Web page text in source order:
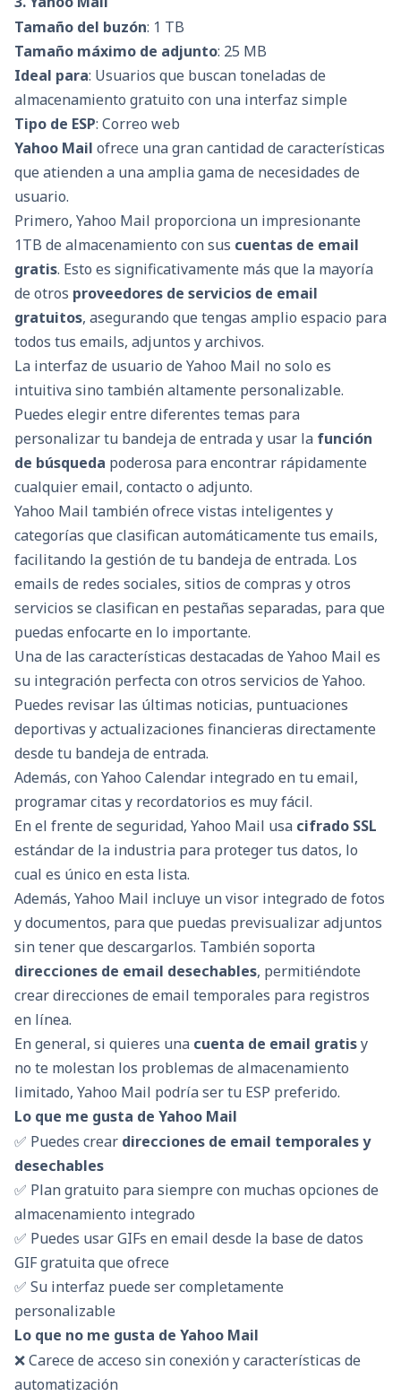
Tamaño del buzón: 1 TB
Tamaño máximo de adjunto: 25 MB
Ideal para: Usuarios que buscan toneladas de
almacenamiento gratuito con una interfaz simple
Tipo de ESP: Correo web
Yahoo Mail ofrece una gran cantidad de características
que atienden a una amplia gama de necesidades de
usuario.
Primero, Yahoo Mail proporciona un impresionante
1TB de almacenamiento con sus cuentas de email
gratis. Esto es significativamente más que la mayoría
de otros proveedores de servicios de email
gratuitos, asegurando que tengas amplio espacio para
todos tus emails, adjuntos y archivos.
La interfaz de usuario de Yahoo Mail no solo es
intuitiva sino también altamente personalizable.
Puedes elegir entre diferentes temas para
personalizar tu bandeja de entrada y usar la función
de búsqueda poderosa para encontrar rápidamente
cualquier email, contacto o adjunto.
Yahoo Mail también ofrece vistas inteligentes y
categorías que clasifican automáticamente tus emails,
facilitando la gestión de tu bandeja de entrada. Los
emails de redes sociales, sitios de compras y otros
servicios se clasifican en pestañas separadas, para que
puedas enfocarte en lo importante.
Una de las características destacadas de Yahoo Mail es
su integración perfecta con otros servicios de Yahoo.
Puedes revisar las últimas noticias, puntuaciones
deportivas y actualizaciones financieras directamente
desde tu bandeja de entrada.
Además, con Yahoo Calendar integrado en tu email,
programar citas y recordatorios es muy fácil.
En el frente de seguridad, Yahoo Mail usa cifrado SSL
estándar de la industria para proteger tus datos, lo
cual es único en esta lista.
Además, Yahoo Mail incluye un visor integrado de fotos
y documentos, para que puedas previsualizar adjuntos
sin tener que descargarlos. También soporta
direcciones de email desechables, permitiéndote
crear direcciones de email temporales para registros
en línea.
En general, si quieres una cuenta de email gratisy
no te molestan los problemas de almacenamiento
limitado, Yahoo Mail podría ser tu ESP preferido.
Lo que me gusta de Yahoo Mail
✅ Puedes crear direcciones de email temporales y
desechables
✅ Plan gratuito para siempre con muchas opciones de
almacenamiento integrado
✅ Puedes usar GIFs en email desde la base de datos
GIF gratuita que ofrece
✅ Su interfaz puede ser completamente
personalizable
Lo que no me gusta de Yahoo Mail
❌ Carece de acceso sin conexión y características de
automatización